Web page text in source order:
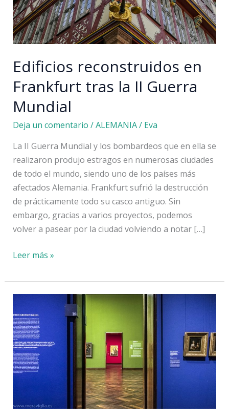
Edificios reconstruidos en
Frankfurt tras la II Guerra
Mundial
Deja un comentario /ALEMANIA/ Eva
La II Guerra Mundial y los bombardeos que en ella se
realizaron produjo estragos en numerosas ciudades
de todo el mundo, siendo uno de los países más
afectados Alemania. Frankfurt sufrió la destrucción
de prácticamente todo su casco antiguo. Sin
embargo, gracias a varios proyectos, podemos
volver a pasear por la ciudad volviendo a notar […]
Edificios
en
Frankfurt
la
II
Guerra
Mundial
Leer más »